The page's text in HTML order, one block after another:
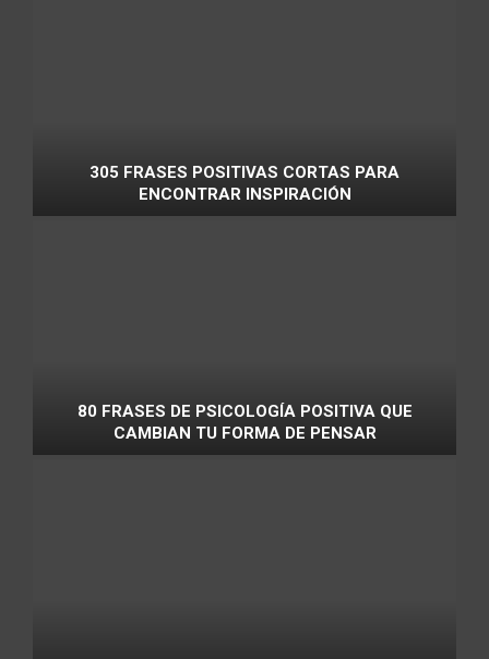
305 FRASES POSITIVAS CORTAS PARA
ENCONTRAR INSPIRACIÓN
80 FRASES DE PSICOLOGÍA POSITIVA QUE
CAMBIAN TU FORMA DE PENSAR